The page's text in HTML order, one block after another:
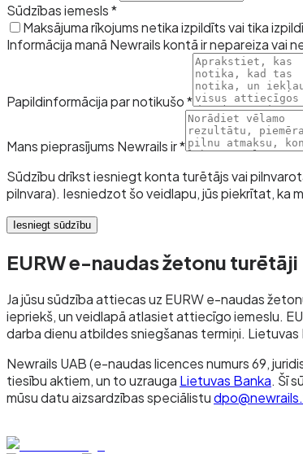
Sūdzības iemesls *
Maksājuma rīkojums netika izpildīts vai tika
Informācija manā Newrails kontā ir nepareiza vai
Papildinformācija par notikušo *
Mans pieprasījums Newrails ir *
Sūdzību drīkst iesniegt konta turētājs vai
pilnvara). Iesniedzot šo veidlapu, jūs piekrītat, ka
Iesniegt sūdzību
EURW e-naudas žetonu turētāji
Ja jūsu sūdzība attiecas uz EURW e-naudas
iepriekš, un veidlapā atlasiet attiecīgo iemeslu.
darba dienu atbildes sniegšanas termiņi. Lietuvas
Newrails UAB (e-naudas licences numurs 69,
tiesību aktiem, un to uzrauga Lietuvas Banka. Šī
mūsu datu aizsardzības speciālistu